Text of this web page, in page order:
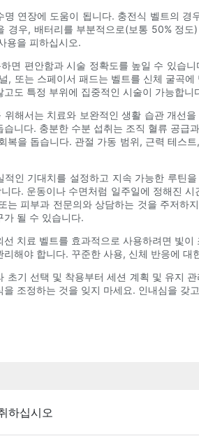
명 연장에 도움이 됩니다. 충전식 벨트의
경우, 배터리를 부분적으로(보통 50% 정
용을 피하십시오.
면 편안함과 시술 정확도를 높일 수 있습
, 또는 스페이서 패드는 벨트를 신체 굴곡
고도 특정 부위에 집중적인 시술이 가능합니
위해서는 치료와 보완적인 생활 습관 개선
습니다. 충분한 수분 섭취는 조직 혈류 공급
복을 돕습니다. 관절 가동 범위, 근력 테스
적인 기대치를 설정하고 지속 가능한 루틴
다. 운동이나 수면처럼 일주일에 정해진
는 피부과 전문의와 상담하는 것을 주저하
가 될 수 있습니다.
선 치료 벨트를 효과적으로 사용하려면 빛
리해야 합니다. 꾸준한 사용, 신체 반응에
초기 선택 및 착용부터 세션 계획 및 유지
을 조정하는 것을 잊지 마세요. 인내심을 갖
하십시오